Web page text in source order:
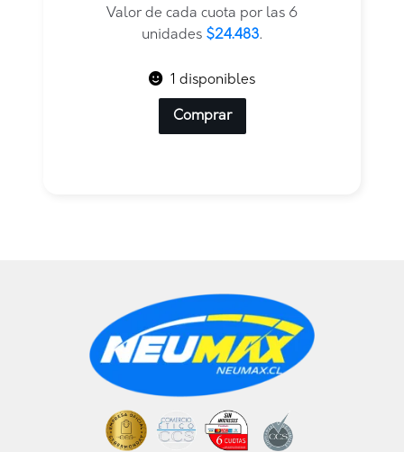
Valor de cada cuota por las 6
unidades $24.483.
1 disponibles
Comprar